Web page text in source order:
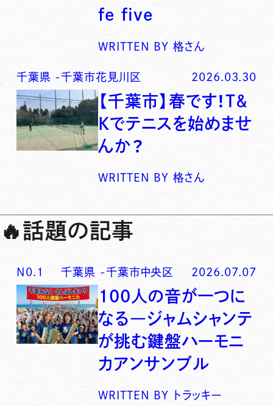
fe five
WRITTEN BY 格さん
千葉県 -千葉市花見川区 2026.03.30
【千葉市】春です！T&
Kでテニスを始めませ
んか？
WRITTEN BY 格さん
🔥話題の記事
N0. 1 千葉県 -千葉市中央区 2026.07.07
100人の音が一つに
なる―ジャムシャンテ
が挑む鍵盤ハーモニ
カアンサンブル
WRITTEN BY トラッキー